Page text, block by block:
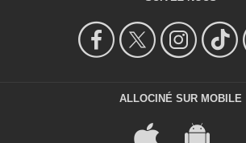
ALLOCINÉ SUR MOBILE